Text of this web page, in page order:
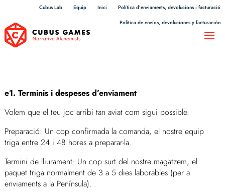
Cubus Lab Equip Inici
Política d’enviaments, devolucions i facturació
Política de envíos, devoluciones y facturación
e1. Terminis i despeses d’enviament
Volem que el teu joc arribi tan aviat com sigui possible.
Preparació: Un cop confirmada la comanda, el nostre equip
triga entre 24 i 48 hores a preparar-la.
Termini de lliurament: Un cop surt del nostre magatzem, el
paquet triga normalment de 3 a 5 dies laborables (per a
enviaments a la Península).